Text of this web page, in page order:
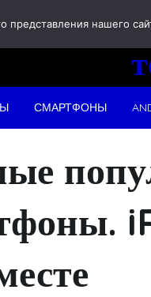
СМАРТФОНЫ
нашего